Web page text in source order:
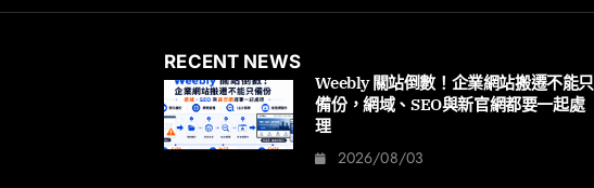
RECENT NEWS
Weebly 關站倒數！企業網站搬遷不能只
備份，網域、SEO與新官網都要一起處
理
2026/08/03